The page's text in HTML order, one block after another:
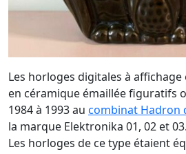
Les horloges digitales à
en céramique émaillée figuratifs
1984 à 1993 au combinat Hadron
la marque Elektronika 01, 02 et 03.
Les horloges de ce type étaient